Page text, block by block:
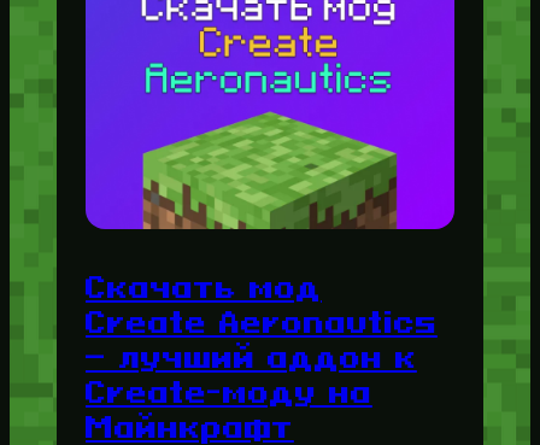
Скачать мод
Create Aeronautics
— лучший аддон к
Create-моду на
Майнкрафт